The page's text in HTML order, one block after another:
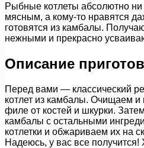
Рыбные котлеты абсолютно ни
мясным, а кому-то нравятся
готовятся из камбалы.
нежными и прекрасно
Описание
Перед вами — классический
котлет из камбалы. Очищаем
филе от костей и шкурки.
камбалы с остальными
котлетки и обжариваем их на
Надеюсь, у вас все